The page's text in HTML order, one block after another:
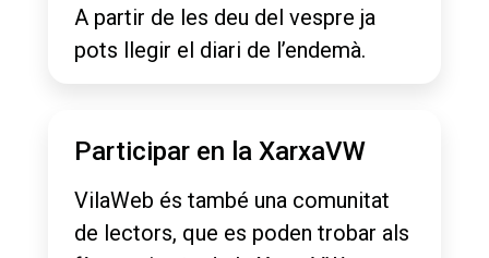
A partir de les deu del vespre ja
pots llegir el diari de l’endemà.
Participar en la XarxaVW
VilaWeb és també una comunitat
de lectors, que es poden trobar als